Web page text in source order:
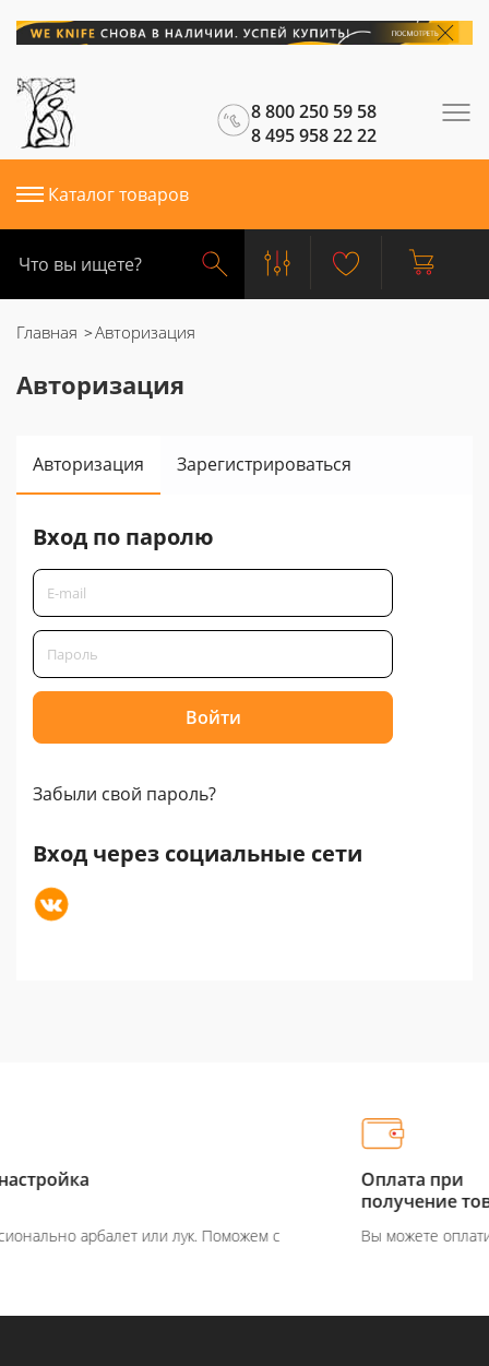
8 800 250 59 58
8 495 958 22 22
Каталог товаров
Главная Авторизация
Авторизация
Авторизация Зарегистрироваться
Вход по паролю
Забыли свой пароль?
Вход через социальные сети
с Вы можете оплатить товар на сайте или при